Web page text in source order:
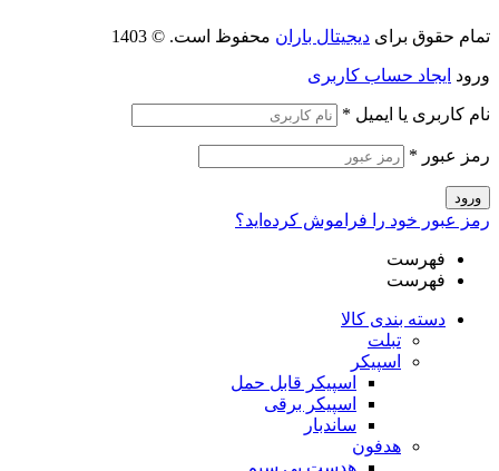
تمام حقوق برای دیجیتال باران محفوظ است. © 1403
ورود ایجاد حساب کاربری
نام کاربری یا ایمیل *
رمز عبور *
ورود
رمز عبور خود را فراموش کرده‌اید؟
فهرست
فهرست
دسته بندی کالا
تبلت
اسپیکر
اسپیکر قابل حمل
اسپیکر برقی
ساندبار
هدفون
هدست بی سیم